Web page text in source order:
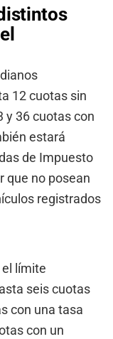
12 cuotas sin
y 36 cuotas con
estará
de Impuesto
que no posean
registrados
el límite
seis cuotas
con una tasa
con un